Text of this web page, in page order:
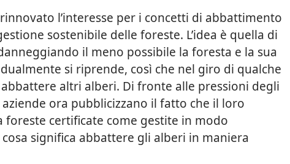
l’interesse per i concetti di abbattimento
sostenibile delle foreste. L’idea è quella di
il meno possibile la foresta e la sua
si riprende, così che nel giro di qualche
altri alberi. Di fronte alle pressioni degli
ora pubblicizzano il fatto che il loro
foreste certificate come gestite in modo
significa abbattere gli alberi in maniera